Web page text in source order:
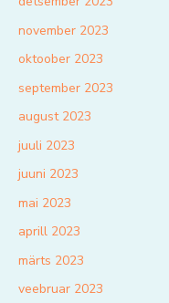
november 2023
oktoober 2023
september 2023
august 2023
juuli 2023
juuni 2023
mai 2023
aprill 2023
märts 2023
veebruar 2023